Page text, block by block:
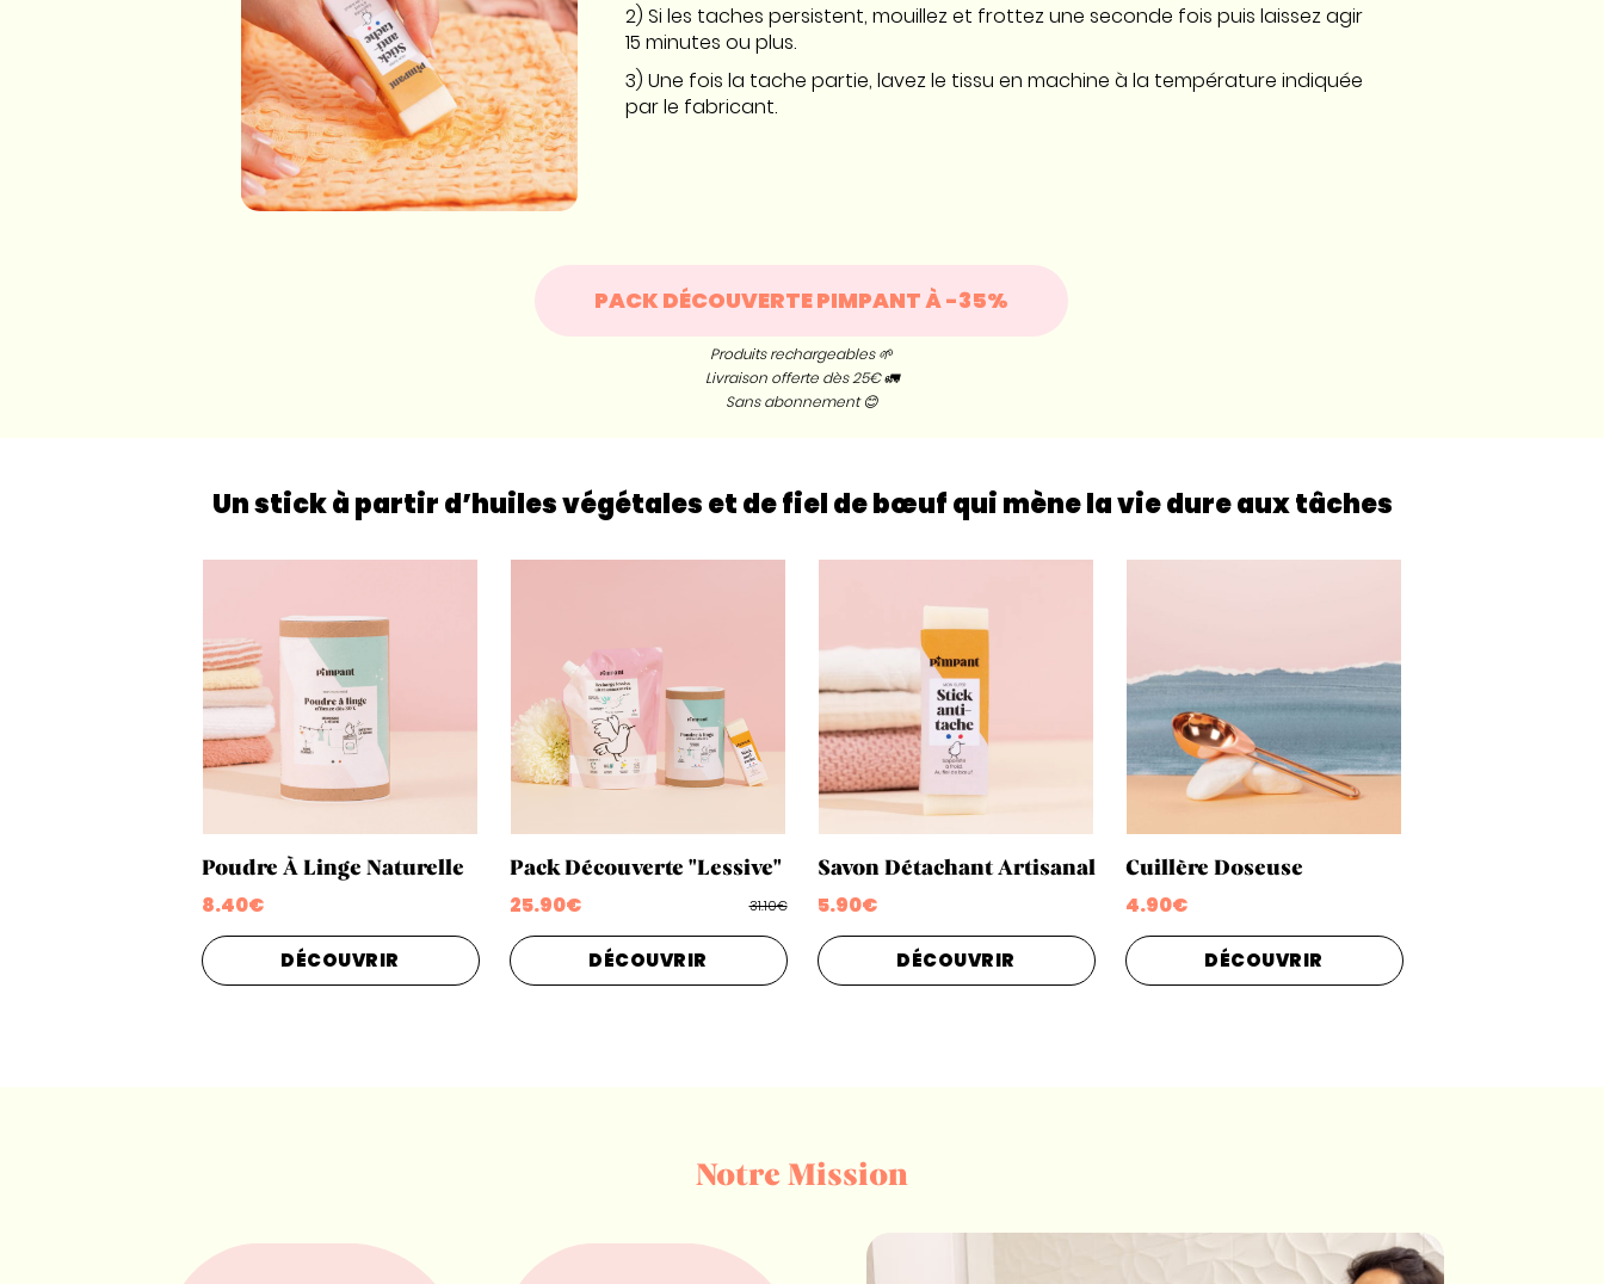
2) Si les taches persistent, mouillez et frottez une seconde fois puis laissez agir
15 minutes ou plus.
3) Une fois la tache partie, lavez le tissu en machine à la température indiquée
par le fabricant.
PACK DÉCOUVERTE PIMPANT À -35%
Produits rechargeables 🌱
Livraison offerte dès 25€ 🚛
Sans abonnement 😊
Un stick à partir d’huiles végétales et de fiel de bœuf qui mène la vie dure aux tâches
Poudre À Linge Naturelle
8.40€
DÉCOUVRIR
Pack Découverte "Lessive"
25.90€ 31.10€
DÉCOUVRIR
Savon Détachant Artisanal
5.90€
DÉCOUVRIR
Cuillère Doseuse
4.90€
DÉCOUVRIR
Notre Mission